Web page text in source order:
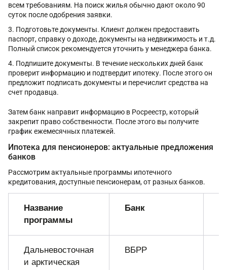
всем требованиям. На поиск жилья обычно дают около 90
суток после одобрения заявки.
Подготовьте документы. Клиент должен предоставить
паспорт, справку о доходе, документы на недвижимость и т.д.
Полный список рекомендуется уточнить у менеджера банка.
Подпишите документы. В течение нескольких дней банк
проверит информацию и подтвердит ипотеку. После этого он
предложит подписать документы и перечислит средства на
счет продавца.
Затем банк направит информацию в Росреестр, который
закрепит право собственности. После этого вы получите
график ежемесячных платежей.
Ипотека для пенсионеров: актуальные предложения
банков
Рассмотрим актуальные программы ипотечного
кредитования, доступные пенсионерам, от разных банков.
Название
программы
Банк
Дальневосточная
и арктическая
ВБРР